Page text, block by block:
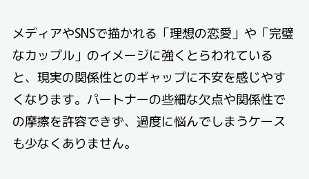
メディアやSNSで描かれる「理想の恋愛」や「完璧
なカップル」のイメージに強くとらわれている
と、現実の関係性とのギャップに不安を感じやす
くなります。パートナーの些細な欠点や関係性で
の摩擦を許容できず、過度に悩んでしまうケース
も少なくありません。